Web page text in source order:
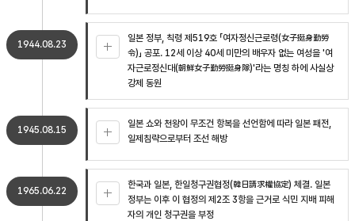
1944.08.23
일본 정부, 칙령 제519호 「여자정신근로령(女子挺身勤勞
令)」 공포. 12세 이상 40세 미만의 배우자 없는 여성을 '여
자근로정신대(朝鮮女子勤勞挺身隊)'라는 명칭 하에 사실상
강제 동원
1945.08.15
일본 쇼와 천왕이 무조건 항복을 선언함에 따라 일본 패전,
일제침략으로부터 조선 해방
1965.06.22
한국과 일본, 한일청구권협정(韓日請求權協定) 체결. 일본
정부는 이후 이 협정의 제2조 3항을 근거로 식민 지배 피해
자의 개인 청구권을 부정